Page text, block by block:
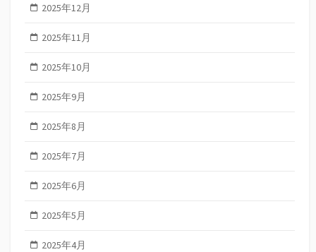
2025年12月
2025年11月
2025年10月
2025年9月
2025年8月
2025年7月
2025年6月
2025年5月
2025年4月